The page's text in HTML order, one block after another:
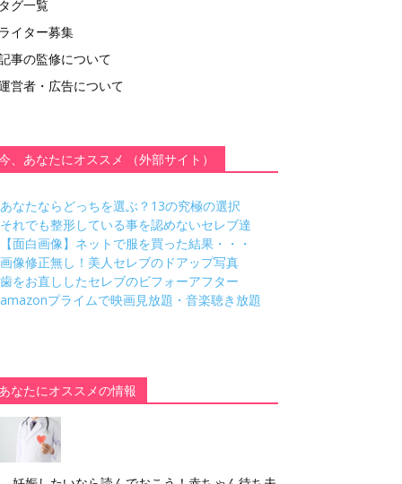
タグ一覧
ライター募集
事の監修について
営者・広告について
、あなたにオススメ （外部サイト）
あなたならどっちを選ぶ？13の究極の選択
それでも整形している事を認めないセレブ達
【面白画像】ネットで服を買った結果・・・
画像修正無し！美人セレブのドアップ写真
歯をお直ししたセレブのビフォーアフター
amazonプライムで映画見放題・音楽聴き放題
あなたにオススメの情報